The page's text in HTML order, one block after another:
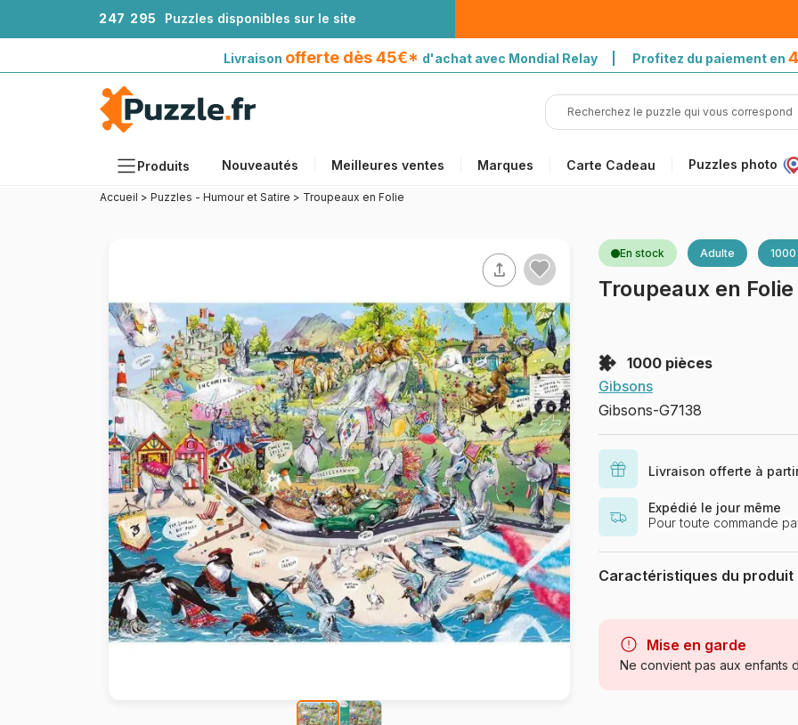
247 295 Puzzles disponibles sur le site
Livraison offerte dès 45€* d'achat avec Mondial Relay | Profitez du paiement en
Produits Nouveautés Meilleures ventes Marques Carte Cadeau Puzzles photo
Âges
Artistes
Accessoires
Puzzles en bois
Peinture au numéro
avec Mondial Relay
Accueil > Puzzles - Humour et Satire > Troupeaux en Folie
En stock Adulte
Troupeaux en Folie
1000 pièces
Gibsons
Gibsons-G7138
Livraison offerte à
Expédié le jour même
Pour toute commande
Caractéristiques du produit
Catégorie
Age
Mise en garde
Ne convient pas aux enfants